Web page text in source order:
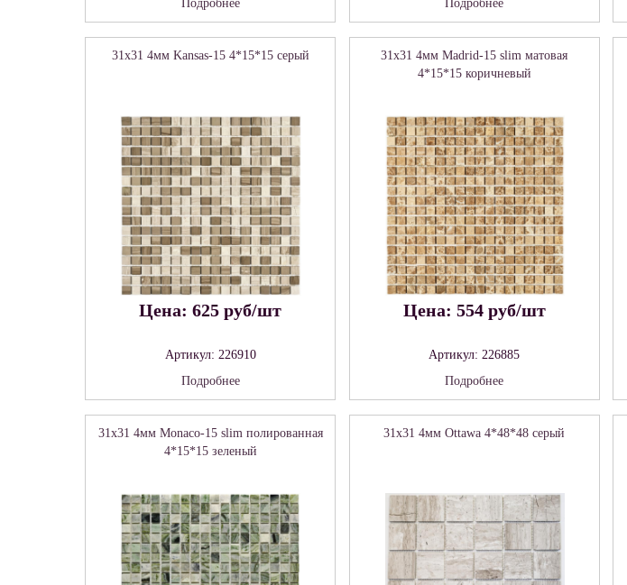
Подробнее
Подробнее
31x31 4мм Kansas-15 4*15*15 серый
Цена: 625 руб/шт
Артикул: 226910
Подробнее
31x31 4мм Madrid-15 slim матовая
4*15*15 коричневый
Цена: 554 руб/шт
Артикул: 226885
Подробнее
31x31 4мм Monaco-15 slim полированная
4*15*15 зеленый
31x31 4мм Ottawa 4*48*48 серый